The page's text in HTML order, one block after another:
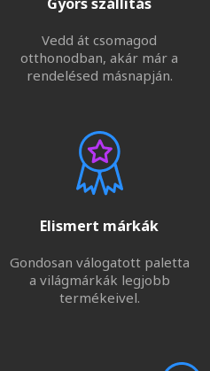
Vedd át csomagod
otthonodban, akár már a
rendelésed másnapján.
Elismert márkák
Gondosan válogatott paletta
a világmárkák legjobb
termékeivel.